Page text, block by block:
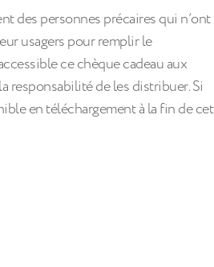
des personnes précaires qui n’ont
usagers pour remplir le
ce chèque cadeau aux
responsabilité de les distribuer. Si
en téléchargement à la fin de cet